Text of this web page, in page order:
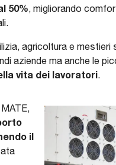
50%, migliorando
agricoltura e mestieri
aziende ma anche le
vita dei lavoratori.
il